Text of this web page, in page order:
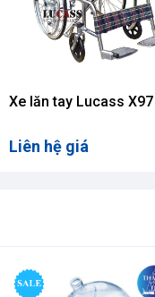
Máy massage xung
1.450.000đ